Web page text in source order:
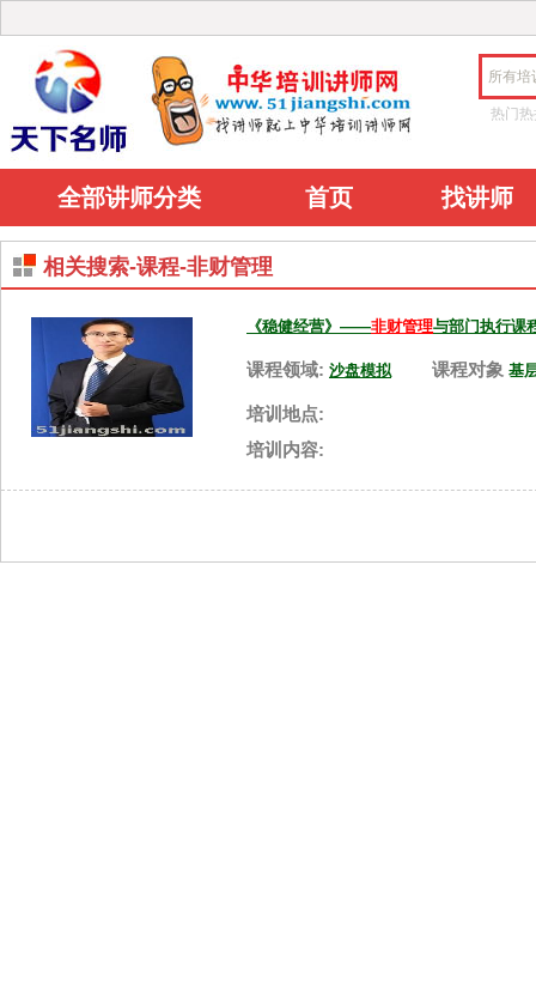
所有培
热门
全部讲师分类 首页 找讲师
相关搜索-课程-非财管理
《稳健经营》——非财管理与部门执行课
课程领域: 沙盘模拟 课程对象 基
培训地点:
培训内容: